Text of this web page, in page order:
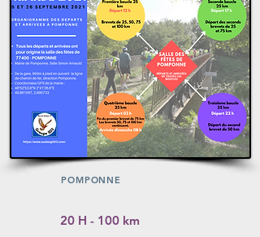
POMPONNE
20 H - 100 km